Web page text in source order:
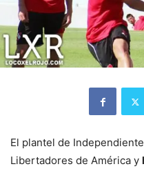
El plantel de
Libertadores de América y